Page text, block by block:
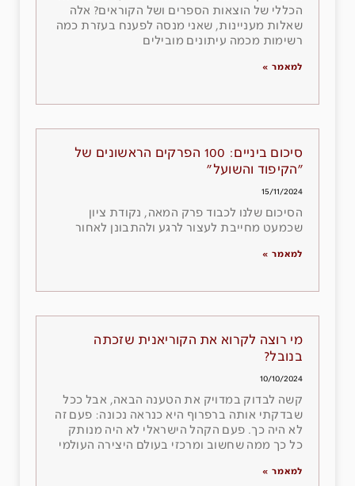
הכללי של הוצאות הספרים ושל הקוראים? אלה
שאלות מעניינות, שאני מנסה לפענח בעזרת כמה
רשימות מכמה עיתונים מובילים
למאמר »
סיכום ביניים: 100 הפרקים הראשונים של
"הקיפוד והשועל"
15/11/2024
הסיכום שלנו לכבוד פרק המאה, נקודת ציון
שכמעט מחייבת לעצור לרגע ולהתבונן לאחור
למאמר »
מי רוצה לקרוא את הקוריאנית שזכתה
בנובל?
10/10/2024
קשה לבדוק במדויק את הטענה הבאה, אבל ככל
שבדקתי אותה ברפרוף היא כנראה נכונה: פעם זה
לא היה כך. פעם הקהל הישראלי לא היה מנותק
כל כך ממה שחשוב ומרכזי בעולם היצירה העולמי
למאמר »